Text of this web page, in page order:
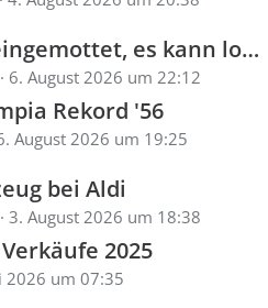
kann los gehen: Rekord A Caravan Restaurierung
6. August 2026 um 22:12
Rekord '56
August 2026 um 19:25
bei Aldi
3. August 2026 um 18:38
2025
2026 um 07:35